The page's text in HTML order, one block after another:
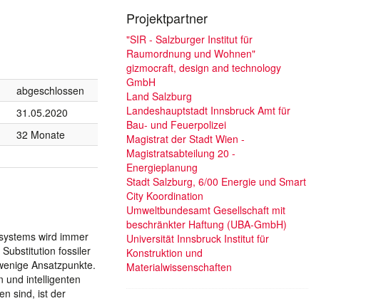
abgeschlossen
31.05.2020
32 Monate
wird immer
fossiler
Ansatzpunkte.
und intelligenten
sind, ist der
Projektpartner
"SIR - Salzburger Institut für
Raumordnung und Wohnen"
gizmocraft, design and technology
GmbH
Land Salzburg
Landeshauptstadt Innsbruck Amt für
Bau- und Feuerpolizei
Magistrat der Stadt Wien -
Magistratsabteilung 20 -
Energieplanung
Stadt Salzburg, 6/00 Energie und Smart
City Koordination
Umweltbundesamt Gesellschaft mit
beschränkter Haftung (UBA-GmbH)
Universität Innsbruck Institut für
Konstruktion und
Materialwissenschaften